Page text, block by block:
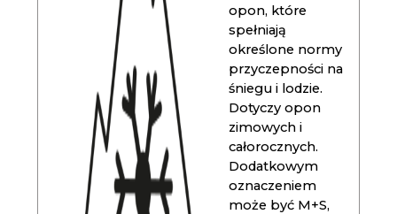
opon, które
spełniają
określone normy
przyczepności na
śniegu i lodzie.
Dotyczy opon
zimowych i
całorocznych.
Dodatkowym
oznaczeniem
może być M+S,